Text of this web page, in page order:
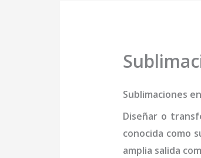
Sublimaciones
Diseñar o
conocida como
amplia salida